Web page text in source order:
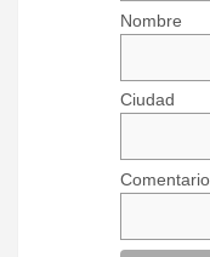
Nombre
Ciudad
Comentario